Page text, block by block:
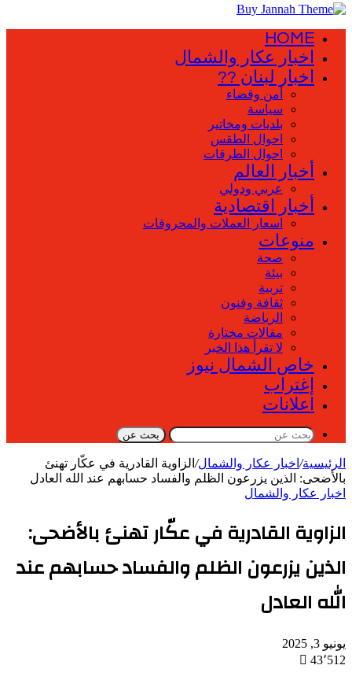
HOME
اخبار عكار والشمال
اخبار لبنان ??
أمن وقضاء
سياسة
بلديات ومخاتير
احوال الطقس
احوال الطرقات
أخبار العالم
عربي ودولي
أخبار اقتصادية
اسعار العملات والمحروقات
منوعات
صحة
بيئة
تربية
ثقافة وفنون
الرياضة
مقالات مختارة
لا تقرأ هذا الخبر
خاص الشمال نيوز
إغتراب
اعلانات
بحث عن
الرئيسية/ اخبار عكار والشمال/ الزاوية القادرية في عكّار تهنئ
بالأضحى: الذين يزرعون الظلم والفساد حسابهم عند الله العادل
اخبار عكار والشمال
الزاوية القادرية في عكّار تهنئ بالأضحى:
الذين يزرعون الظلم والفساد حسابهم عند
الله العادل
يونيو 3, 2025
43٬512